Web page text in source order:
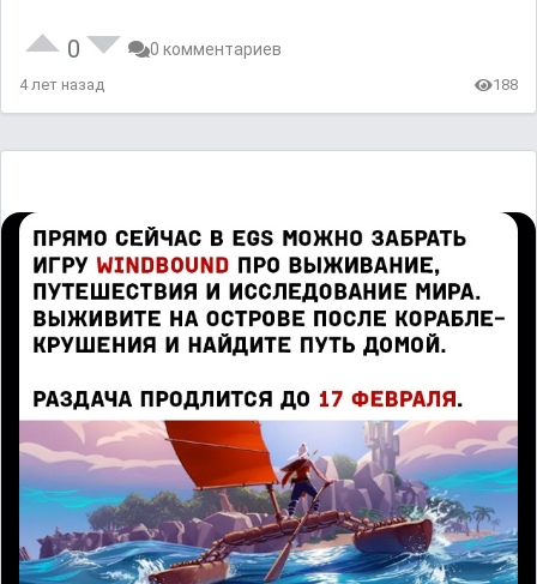
0 0 комментариев
4 лет назад 188